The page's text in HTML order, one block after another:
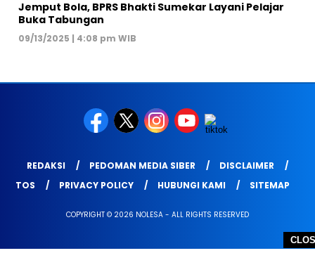
Jemput Bola, BPRS Bhakti Sumekar Layani Pelajar
Buka Tabungan
09/13/2025 | 4:08 pm WIB
REDAKSI PEDOMAN MEDIA SIBER
DISCLAIMER
TOS
PRIVACY POLICY HUBUNGI KAMI SITEMAP
COPYRIGHT © 2026 NOLESA - ALL RIGHTS RESERVED